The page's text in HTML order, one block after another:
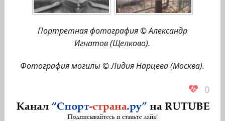
Портретная фотография © Александр
Игнатов (Щелково).
Фотография могилы © Лидия Нарцева (Москва).
0